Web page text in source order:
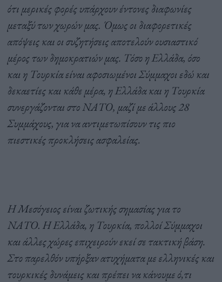
ότι μερικές φορές υπάρχουν έντονες διαφωνίες
μεταξύ των χωρών μας. Όμως οι διαφορετικές
απόψεις και οι συζητήσεις αποτελούν ουσιαστικό
μέρος των δημοκρατιών μας. Τόσο η Ελλάδα, όσο
και η Τουρκία είναι αφοσιωμένοι Σύμμαχοι εδώ και
δεκαετίες και κάθε μέρα, η Ελλάδα και η Τουρκία
συνεργάζονται στο ΝΑΤΟ, μαζί με άλλους 28
Συμμάχους, για να αντιμετωπίσουν τις πιο
πιεστικές προκλήσεις ασφαλείας.
Η Μεσόγειος είναι ζωτικής σημασίας για το
ΝΑΤΟ. Η Ελλάδα, η Τουρκία, πολλοί Σύμμαχοι
και άλλες χώρες επιχειρούν εκεί σε τακτική βάση.
Στο παρελθόν υπήρξαν ατυχήματα με ελληνικές και
τουρκικές δυνάμεις και πρέπει να κάνουμε ό,τι